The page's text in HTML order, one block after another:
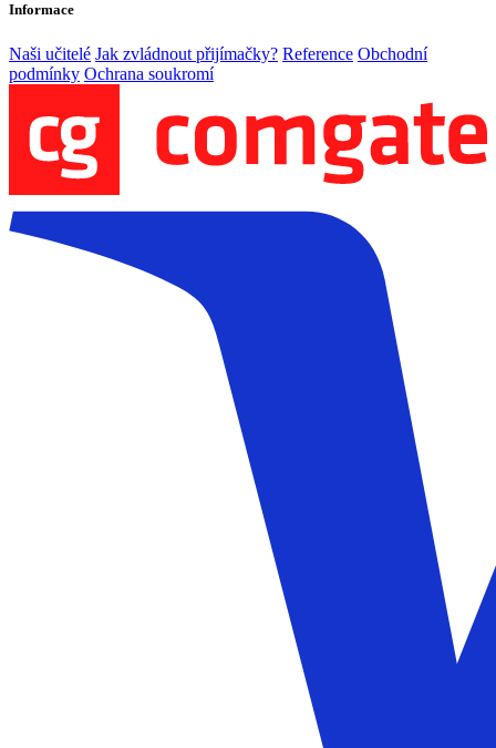
Informace
Naši učitelé Jak zvládnout přijímačky? Reference Obchodní
podmínky Ochrana soukromí